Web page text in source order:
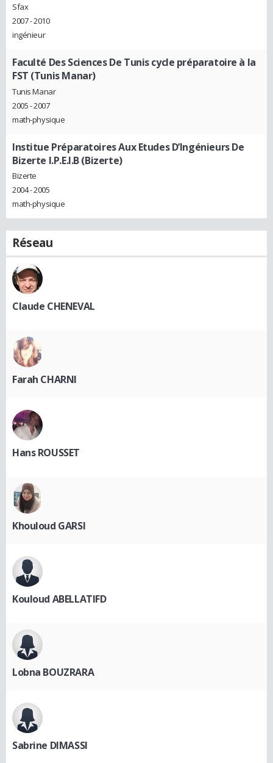
Sfax
2007 - 2010
ingénieur
Faculté Des Sciences De Tunis cycle préparatoire à la
FST (Tunis Manar)
Tunis Manar
2005 - 2007
math-physique
Institue Préparatoires Aux Etudes D’Ingénieurs De
Bizerte I.P.E.I.B (Bizerte)
Bizerte
2004 - 2005
math-physique
Réseau
Claude CHENEVAL
Farah CHARNI
Hans ROUSSET
Khouloud GARSI
Kouloud ABELLATIFD
Lobna BOUZRARA
Sabrine DIMASSI